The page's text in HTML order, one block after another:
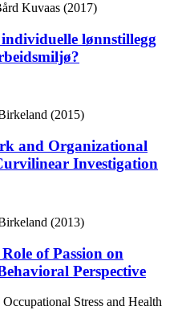
Kuvaas (2017)
lønnstillegg
(2015)
and Organizational
Investigation
(2013)
of Passion on
Perspective
Stress and Health